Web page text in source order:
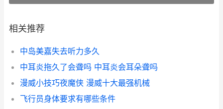
相关推荐
中岛美嘉失去听力多久
中耳炎拖久了会聋吗 中耳炎会耳朵聋吗
漫威小技巧夜魔侠 漫威十大最强机械
飞行员身体要求有哪些条件